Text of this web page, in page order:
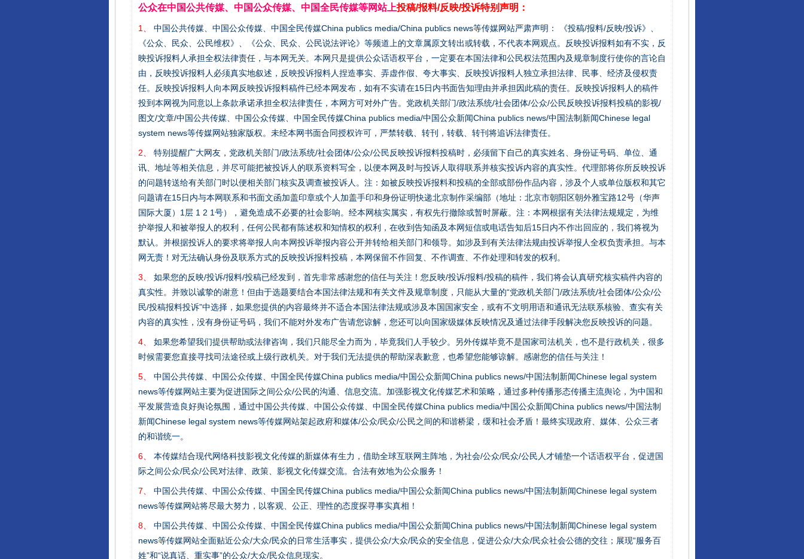
公众在中国公共传媒、中国公众传媒、中国全民传媒等网站上投稿/报料/反映/投诉特别声明：
1、
中国公共传媒、中国公众传媒、中国全民传媒China publics media/China publics news等传媒网站严肃声明： 《投稿/报料/反映/投诉》、
《公众、民众、公民维权》、《公众、民众、公民说法评论》等频道上的文章属原文转出或转载，不代表本网观点。反映投诉报料如有不实，反
映投诉报料人承担全权法律责任，与本网无关。本网只是提供公众话语权平台，一定要在本国法律和公民权法范围内及规章制度行使你的言论自
由，反映投诉报料人必须真实地叙述，反映投诉报料人捏造事实、弄虚作假、夸大事实、反映投诉报料人独立承担法律、民事、经济及侵权责
任。反映投诉报料人向本网反映投诉报料稿件已经本网发布，如有不实请在15日内书面告知理由并承担因此稿的责任。反映投诉报料人的稿件
投到本网视为同意以上条款承诺承担全权法律责任，本网方可对外广告。党政机关部门/政法系统/社会团体/公众/公民反映投诉报料投稿的影视/
图文/文章/中国公共传媒、中国公众传媒、中国全民传媒China publics media/中国公众新闻China publics news/中国法制新闻Chinese legal
system news等传媒网站独家版权。未经本网书面合同授权许可，严禁转载、转刊，转载、转刊将追诉法律责任。
2、
特别提醒广大网友，党政机关部门/政法系统/社会团体/公众/公民反映投诉报料投稿时，必须留下自己的真实姓名、身份证号码、单位、通
讯、地址等相关信息，并尽可能把被投诉人的联系资料写全，以便本网及时与投诉人取得联系并核实投诉内容的真实性。代理部将你所反映投诉
的问题转送给有关部门时以便相关部门核实及调查被投诉人。注：如被反映投诉报料和投稿的全部或部份作品内容，涉及个人或单位版权和其它
问题请在15日内与本网联系和书面文函加盖印章或个人加盖手印和身份证明快递北京制作采编部（地址：北京市朝阳区朝外雅宝路12号（华声
国际大厦）1层 1 2 1号），避免造成不必要的社会影响。经本网核实属实，有权先行撤除或暂时屏蔽。注：本网根据有关法律法规规定，为维
护举报人和被举报人的权利，任何公民都有陈述权和知情权的权利，在收到告知函及本网短信或电话告知后15日内不作出回应的，我们将视为
默认。并根据投诉人的要求将举报人向本网投诉举报内容公开并转给相关部门和领导。如涉及到有关法律法规由投诉举报人全权负责承担。与本
网无责！对无法确认身份及联系方式的反映投诉报料投稿，本网保留不作回复、不作调查、不作处理和转发的权利。
3、
如果您的反映/投诉/报料/投稿已经发到，首先非常感谢您的信任与关注！您反映/投诉/报料/投稿的稿件，我们将会认真研究核实稿件内容的
真实性。并致以诚挚的谢意！但由于选题要结合本国法律法规和有关文件及规章制度，只能从大量的“党政机关部门/政法系统/社会团体/公众/公
民/投稿报料投诉”中选择，如果您提供的内容最终并不适合本国法律法规或涉及本国国家安全，或有不文明用语和通讯无法联系核验、查实有关
内容的真实性，没有身份证号码，我们不能对外发布广告请您谅解，您还可以向国家级媒体反映情况及通过法律手段解决您反映投诉的问题。
4、
如果您希望我们提供帮助或法律咨询，我们只能尽全力而为，毕竟我们人手较少。另外传媒毕竟不是国家司法机关，也不是行政机关，很多
时候需要您直接寻找司法途径或上级行政机关。对于我们无法提供的帮助深表歉意，也希望您能够谅解。感谢您的信任与关注！
5、
中国公共传媒、中国公众传媒、中国全民传媒China publics media/中国公众新闻China publics news/中国法制新闻Chinese legal system
news等传媒网站主要为促进国际之间公众/公民的沟通、信息交流。加强影视文化传媒艺术和策略，通过多种传播形态传播主流舆论，为中国和
平发展营造良好舆论氛围，通过中国公共传媒、中国公众传媒、中国全民传媒China publics media/中国公众新闻China publics news/中国法制
新闻Chinese legal system news等传媒网站架起政府和媒体/公众/民众/公民之间的和谐桥梁，缓和社会矛盾！最终实现政府、媒体、公众三者
的和谐统一。
6、
本传媒结合现代网络科技影视文化传媒的新媒体有生力，借助全球互联网主阵地，为社会/公众/民众/公民人才铺垫一个话语权平台，促进国
际之间公众/民众/公民对法律、政策、影视文化传媒交流。合法有效地为公众服务！
7、
中国公共传媒、中国公众传媒、中国全民传媒China publics media/中国公众新闻China publics news/中国法制新闻Chinese legal system
news等传媒网站将尽最大努力，以客观、公正、理性的态度探寻事实真相！
8、
中国公共传媒、中国公众传媒、中国全民传媒China publics media/中国公众新闻China publics news/中国法制新闻Chinese legal system
news等传媒网站全面贴近公众/大众/民众的日常生活事实，提供公众/大众/民众的安全信息，促进公众/大众/民众社会公德的交往；展现“服务百
姓”和“说真话、重实事”的公众/大众/民众信息现实。
完善运行机制助力责任有效落实